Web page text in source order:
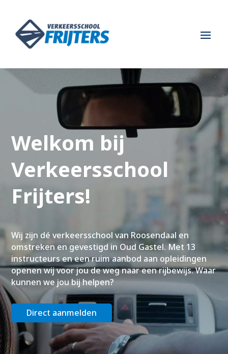
Welkom bij
Verkeersschool
Frijters!
Wij zijn dé verkeersschool van Roosendaal en
omstreken en gevestigd in Oud Gastel. Met 13
instructeurs en een ruim aanbod aan opleidingen
openen wij voor jou de weg naar een rijbewijs. Waar
kunnen we jou bij helpen?
Direct aanmelden